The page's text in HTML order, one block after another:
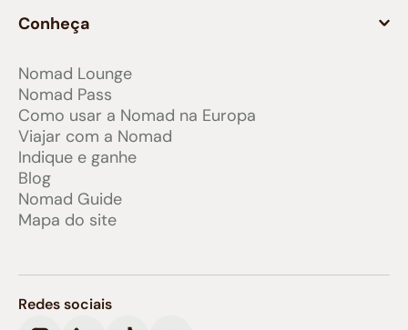
Conheça
Nomad Lounge
Nomad Pass
Como usar a Nomad na Europa
Viajar com a Nomad
Indique e ganhe
Blog
Nomad Guide
Mapa do site
Redes sociais